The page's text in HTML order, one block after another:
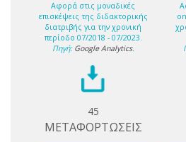
Αφορά στις μοναδικές
επισκέψεις της διδακτορικής
διατριβής για την χρονική
περίοδο 07/2018 - 07/2023.
Πηγή: Google Analytics.
45
ΜΕΤΑΦΟΡΤΩΣΕΙΣ